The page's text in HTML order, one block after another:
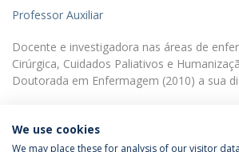
Professor Auxiliar
Docente e investigadora nas áreas de
Cirúrgica, Cuidados Paliativos e
Doutorada em Enfermagem (2010) a sua
We use cookies
We may place these for analysis of our visitor